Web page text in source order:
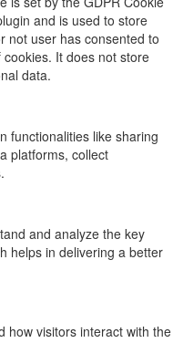
and is used to store
not user has consented to
cookies. It does not store
data.
functionalities like sharing
platforms, collect
and analyze the key
helps in delivering a better
how visitors interact with the